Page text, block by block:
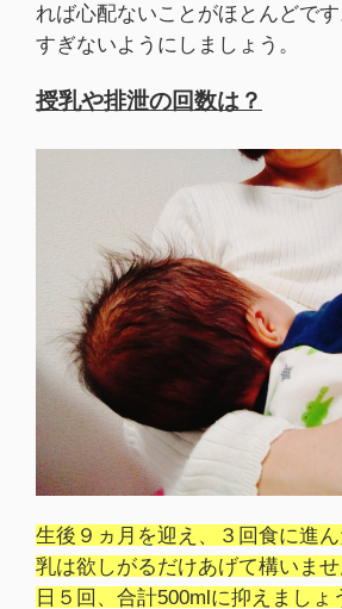
れば心配ないことがほとんどで
すぎないようにしましょう。
授乳や排泄の回数は？
生後９ヵ月を迎え、３回食に進
乳は欲しがるだけあげて構いませ
日５回、合計500mlに抑えましょ